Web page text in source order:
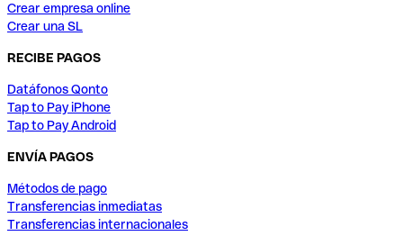
Crear empresa online
Crear una SL
RECIBE PAGOS
Datáfonos Qonto
Tap to Pay iPhone
Tap to Pay Android
ENVÍA PAGOS
Métodos de pago
Transferencias inmediatas
Transferencias internacionales